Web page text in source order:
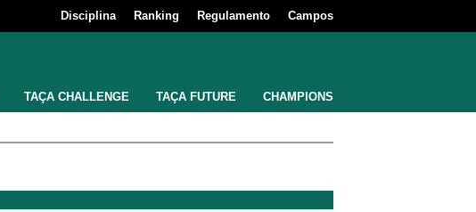
Disciplina Ranking Regulamento Campos
TAÇA CHALLENGE TAÇA FUTURE CHAMPIONS